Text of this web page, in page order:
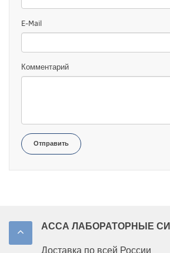
E-Mail
Комментарий
Отправить
АССА ЛАБОРАТОРНЫЕ
Доставка по всей России